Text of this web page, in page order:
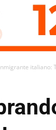
italiano: